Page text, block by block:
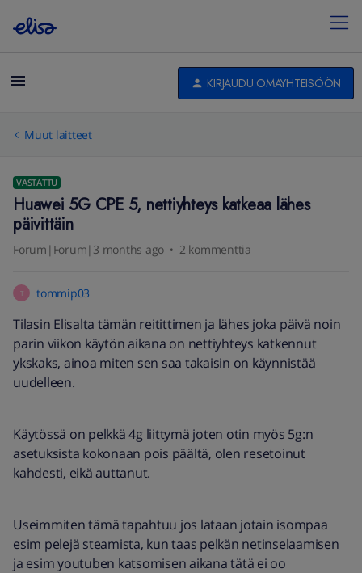
KIRJAUDU OMAYHTEISÖÖN
Muut laitteet
VASTATTU
Huawei 5G CPE 5, nettiyhteys katkeaa lähes
päivittäin
Forum|Forum|3 months ago 2 kommenttia
T tommip03
Tilasin Elisalta tämän reitittimen ja lähes joka päivä noin
parin viikon käytön aikana on nettiyhteys katkennut
ykskaks, ainoa miten sen saa takaisin on käynnistää
uudelleen.
Käytössä on pelkkä 4g liittymä joten otin myös 5g:n
asetuksista kokonaan pois päältä, olen resetoinut
kahdesti, eikä auttanut.
Useimmiten tämä tapahtuu jos lataan jotain isompaa
esim pelejä steamista, kun taas pelkän netinselaamisen
ja esim youtuben katsomisen aikana tätä ei oo